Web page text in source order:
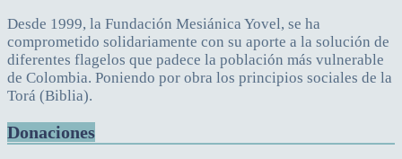
Desde 1999, la Fundación Mesiánica Yovel, se ha
comprometido solidariamente con su aporte a la solución de
diferentes flagelos que padece la población más vulnerable
de Colombia. Poniendo por obra los principios sociales de la
Torá (Biblia).
Donaciones